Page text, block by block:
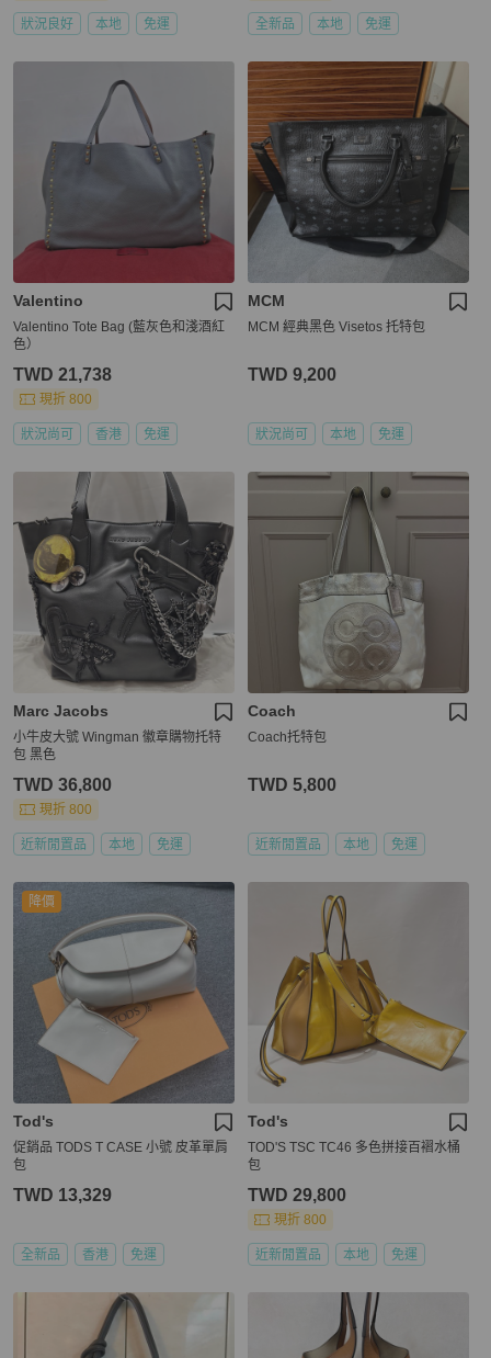
狀況良好 本地 免運 全新品 本地 免運
Valentino
Valentino Tote Bag (藍灰色和淺酒紅
色）
TWD 21,738
現折 800
狀況尚可 香港 免運
MCM
MCM 經典黑色 Visetos 托特包
TWD 9,200
狀況尚可 本地 免運
Marc Jacobs
小牛皮大號 Wingman 徽章購物托特
包 黑色
TWD 36,800
現折 800
近新閒置品 本地 免運
Coach
Coach托特包
TWD 5,800
近新閒置品 本地 免運
降價
Tod's
促銷品 TODS T CASE 小號 皮革單肩
包
TWD 13,329
全新品 香港 免運
Tod's
TOD'S TSC TC46 多色拼接百褶水桶
包
TWD 29,800
現折 800
近新閒置品 本地 免運